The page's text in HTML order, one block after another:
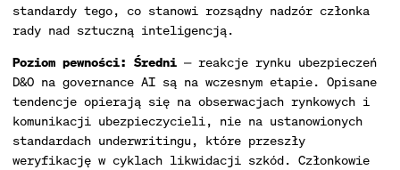
standardy tego, co stanowi rozsądny nadzór członka
rady nad sztuczną inteligencją.
Poziom pewności: Średni — reakcje rynku ubezpieczeń
D&O na governance AI są na wczesnym etapie. Opisane
tendencje opierają się na obserwacjach rynkowych i
komunikacji ubezpieczycieli, nie na ustanowionych
standardach underwritingu, które przeszły
weryfikację w cyklach likwidacji szkód. Członkowie